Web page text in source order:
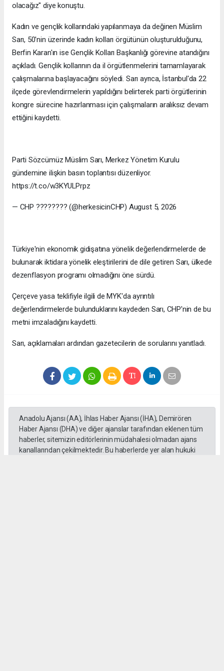
olacağız" diye konuştu.
Kadın ve gençlik kollarındaki yapılanmaya da değinen Müslim
Sarı, 50'nin üzerinde kadın kolları örgütünün oluşturulduğunu,
Berfin Karan'ın ise Gençlik Kolları Başkanlığı görevine atandığını
açıkladı. Gençlik kollarının da il örgütlenmelerini tamamlayarak
çalışmalarına başlayacağını söyledi. Sarı ayrıca, İstanbul'da 22
ilçede görevlendirmelerin yapıldığını belirterek parti örgütlerinin
kongre sürecine hazırlanması için çalışmaların aralıksız devam
ettiğini kaydetti.
Parti Sözcümüz Müslim Sarı, Merkez Yönetim Kurulu
gündemine ilişkin basın toplantısı düzenliyor.
https://t.co/w3KYULPrpz
— CHP ???????? (@herkesicinCHP) August 5, 2026
Türkiye'nin ekonomik gidişatına yönelik değerlendirmelerde de
bulunarak iktidara yönelik eleştirilerini de dile getiren Sarı, ülkede
dezenflasyon programı olmadığını öne sürdü.
Çerçeve yasa teklifiyle ilgili de MYK'da ayrıntılı
değerlendirmelerde bulunduklarını kaydeden Sarı, CHP'nin de bu
metni imzaladığını kaydetti.
Sarı, açıklamaları ardından gazetecilerin de sorularını yanıtladı.
Anadolu Ajansı (AA), İhlas Haber Ajansı (İHA), Demirören
Haber Ajansı (DHA) ve diğer ajanslar tarafından eklenen tüm
haberler, sitemizin editörlerinin müdahalesi olmadan ajans
kanallarından çekilmektedir. Bu haberlerde yer alan hukuki